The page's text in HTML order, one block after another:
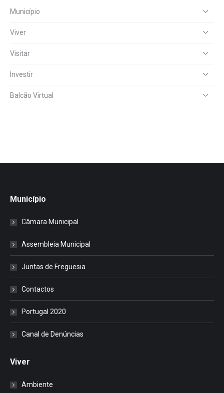
Município
Viver
Visitar
Investir
Balcão Virtual
Município
Câmara Municipal
Assembleia Municipal
Juntas de Freguesia
Contactos
Portugal 2020
Canal de Denúncias
Viver
Ambiente